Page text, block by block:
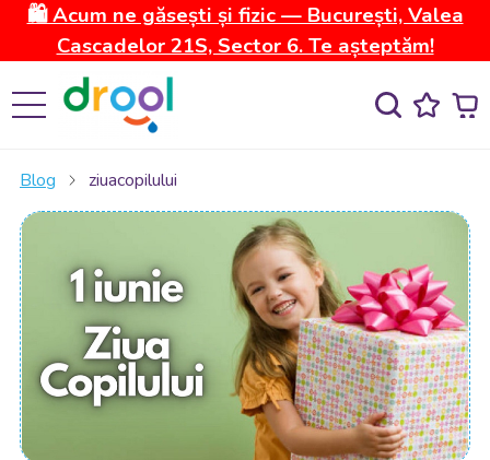
🛍️ Acum ne găsești și fizic — București, Valea
Cascadelor 21S, Sector 6. Te așteptăm!
Blog ziuacopilului